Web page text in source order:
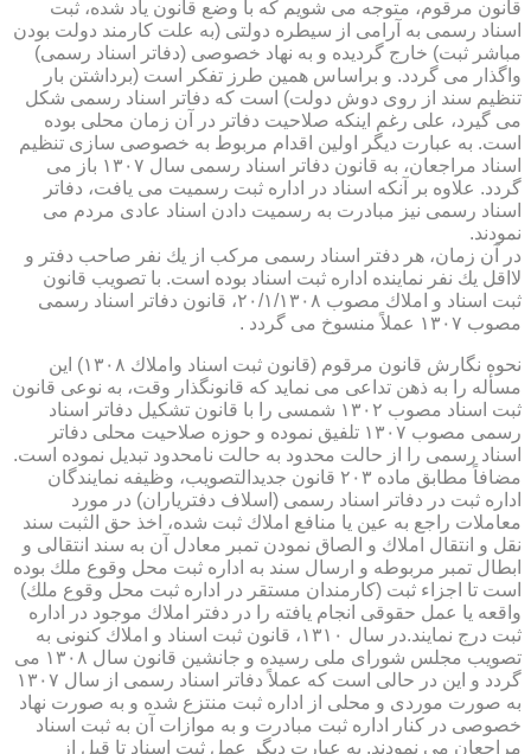
قانون مرقوم، متوجه می شویم كه با وضع قانون یاد شده، ثبت
اسناد رسمی به آرامی از سیطره دولتی (به علت كارمند دولت بودن
مباشر ثبت) خارج گردیده و به نهاد خصوصی (دفاتر اسناد رسمی)
واگذار می گردد. و براساس همین طرز تفكر است (برداشتن بار
تنظیم سند از روی دوش دولت) است كه دفاتر اسناد رسمی شكل
می گیرد، علی رغم اینكه صلاحیت دفاتر در آن زمان محلی بوده
است. به عبارت دیگر اولین اقدام مربوط به خصوصی سازی تنظیم
اسناد مراجعان، به قانون دفاتر اسناد رسمی سال ۱۳۰۷ باز می
گردد. علاوه بر آنكه اسناد در اداره ثبت رسمیت می یافت، دفاتر
اسناد رسمی نیز مبادرت به رسمیت دادن اسناد عادی مردم می
نمودند.
در آن زمان، هر دفتر اسناد رسمی مركب از یك نفر صاحب دفتر و
لااقل یك نفر نماینده اداره ثبت اسناد بوده است. با تصویب قانون
ثبت اسناد و املاك مصوب ۲۰/۱/۱۳۰۸، قانون دفاتر اسناد رسمی
مصوب ۱۳۰۷ عملاً منسوخ می گردد .
نحوه نگارش قانون مرقوم (قانون ثبت اسناد واملاك ۱۳۰۸) این
مسأله را به ذهن تداعی می نماید كه قانونگذار وقت، به نوعی قانون
ثبت اسناد مصوب ۱۳۰۲ شمسی را با قانون تشكیل دفاتر اسناد
رسمی مصوب ۱۳۰۷ تلفیق نموده و حوزه صلاحیت محلی دفاتر
اسناد رسمی را از حالت محدود به حالت نامحدود تبدیل نموده است.
مضافاً مطابق ماده ۲۰۳ قانون جدیدالتصویب، وظیفه نمایندگان
اداره ثبت در دفاتر اسناد رسمی (اسلاف دفتریاران) در مورد
معاملات راجع به عین یا منافع املاك ثبت شده، اخذ حق الثبت سند
نقل و انتقال املاك و الصاق نمودن تمبر معادل آن به سند انتقالی و
ابطال تمبر مربوطه و ارسال سند به اداره ثبت محل وقوع ملك بوده
است تا اجزاء ثبت (كارمندان مستقر در اداره ثبت محل وقوع ملك)
واقعه یا عمل حقوقی انجام یافته را در دفتر املاك موجود در اداره
ثبت درج نمایند.در سال ۱۳۱۰، قانون ثبت اسناد و املاك كنونی به
تصویب مجلس شورای ملی رسیده و جانشین قانون سال ۱۳۰۸ می
گردد و این در حالی است كه عملاً دفاتر اسناد رسمی از سال ۱۳۰۷
به صورت موردی و محلی از اداره ثبت منتزع شده و به صورت نهاد
خصوصی در كنار اداره ثبت مبادرت و به موازات آن به ثبت اسناد
مراجعان می نمودند. به عبارت دیگر عمل ثبت اسناد تا قبل از